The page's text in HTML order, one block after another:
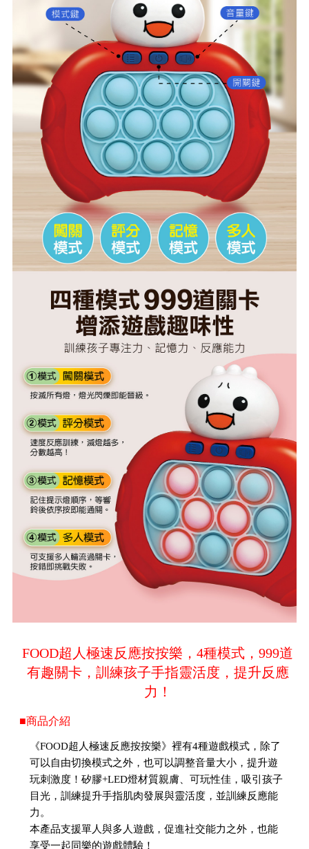
FOOD超人極速反應按按樂，4種模式，999道
有趣關卡，訓練孩子手指靈活度，提升反應
力！
■商品介紹
《FOOD超人極速反應按按樂》裡有4種遊戲模式，除了
可以自由切換模式之外，也可以調整音量大小，提升遊
玩刺激度！矽膠+LED燈材質親膚、可玩性佳，吸引孩子
目光，訓練提升手指肌肉發展與靈活度，並訓練反應能
力。
本產品支援單人與多人遊戲，促進社交能力之外，也能
享受一起同樂的遊戲體驗！